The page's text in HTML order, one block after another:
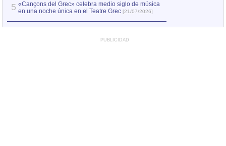
5 «Cançons del Grec» celebra medio siglo de música
en una noche única en el Teatre Grec [21/07/2026]
PUBLICIDAD